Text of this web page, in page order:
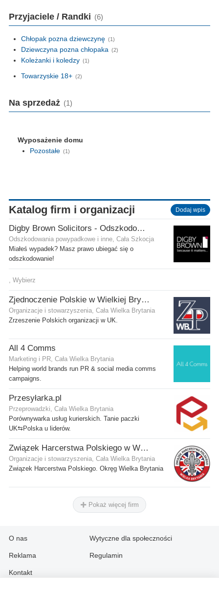
Przyjaciele / Randki (6)
Chłopak pozna dziewczynę (1)
Dziewczyna pozna chłopaka (2)
Koleżanki i koledzy (1)
Towarzyskie 18+ (2)
Na sprzedaż (1)
Wyposażenie domu
Pozostałe (1)
Katalog firm i organizacji Dodaj wpis
Digby Brown Solicitors - Odszkodowania w Szkocji
Odszkodowania powypadkowe i inne, Cała Szkocja
Miałeś wypadek? Masz prawo ubiegać się o
odszkodowanie!
, Wybierz
Zjednoczenie Polskie w Wielkiej Brytanii
Organizacje i stowarzyszenia, Cała Wielka Brytania
Zrzeszenie Polskich organizacji w UK.
All 4 Comms
Marketing i PR, Cała Wielka Brytania
Helping world brands run PR & social media comms
campaigns.
Przesyłarka.pl
Przeprowadzki, Cała Wielka Brytania
Porównywarka usług kurierskich. Tanie paczki
UK⇆Polska u liderów.
Związek Harcerstwa Polskiego w Wielkiej Brytanii
Organizacje i stowarzyszenia, Cała Wielka Brytania
Związek Harcerstwa Polskiego. Okręg Wielka Brytania
Pokaż więcej firm
O nas
Reklama
Kontakt
Wytyczne dla społeczności
Regulamin